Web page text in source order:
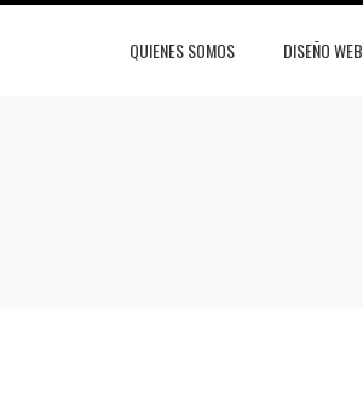
QUIENES SOMOS DISEÑO WEB